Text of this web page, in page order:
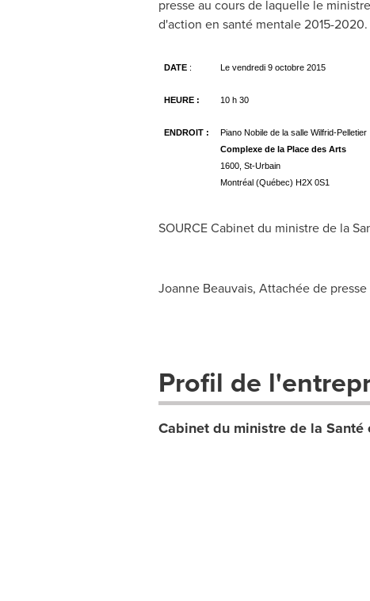
presse au cours de laquelle le
d'action en santé mentale 2015-2020.
DATE: Le vendredi 9 octobre 2015
HEURE : 10 h 30
ENDROIT :
Piano Nobile de la salle Wilfrid-Pelletier
Complexe de la Place des Arts
1600, St-Urbain
Montréal (Québec) H2X 0S1
SOURCE Cabinet du ministre de la
Joanne Beauvais, Attachée de
Profil de
Cabinet du ministre de la Santé